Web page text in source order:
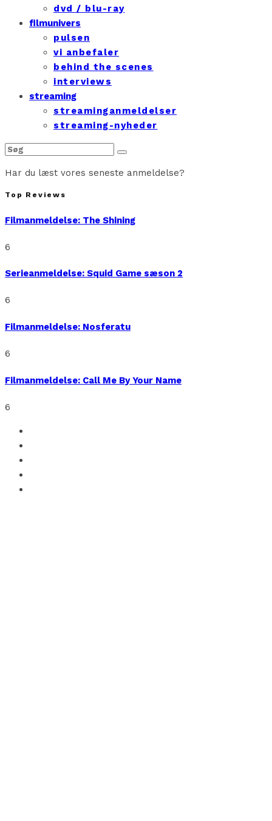
dvd / blu-ray
filmunivers
pulsen
vi anbefaler
behind the scenes
interviews
streaming
streaminganmeldelser
streaming-nyheder
Har du læst vores seneste anmeldelse?
Top Reviews
Filmanmeldelse: The Shining
6
Serieanmeldelse: Squid Game sæson 2
6
Filmanmeldelse: Nosferatu
6
Filmanmeldelse: Call Me By Your Name
6